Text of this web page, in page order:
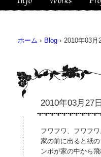
ホーム › Blog › 2010年03月
2010年03月27日
フワフワ、フワフワ
家の前に出ると紙
ンボが家の中から